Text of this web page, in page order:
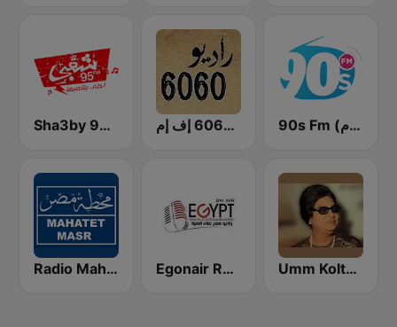
Sha3by 95 FM راديو 6060 إف إم 90s Fm (تسعينات اف ام)
Radio Mahatet Masr (محطة مصر) Egonair Radio (راديو مصر على الهوا) Umm Kolthoum راديو أم كلثوم